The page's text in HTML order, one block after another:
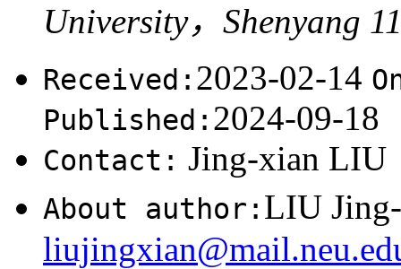
University，Shenyang
Received: 2023-02-14
Published: 2024-09-18
Contact: Jing-xian LIU
About author: LIU